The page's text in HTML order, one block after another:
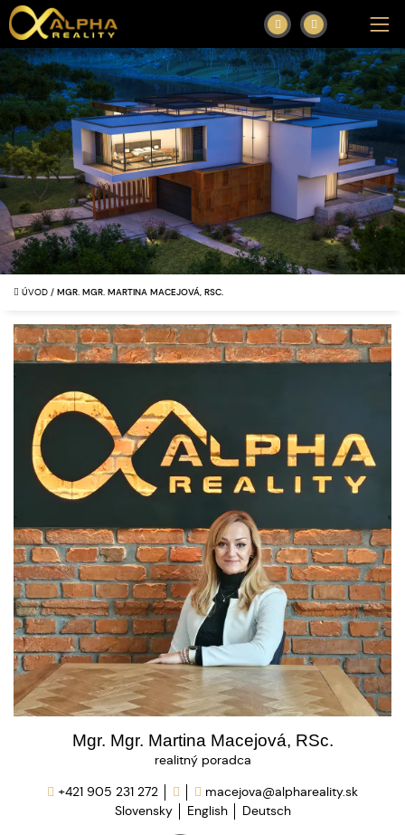
ÚVOD / MGR. MGR. MARTINA MACEJOVÁ, RSC.
Mgr. Mgr. Martina Macejová, RSc.
realitný poradca
+421 905 231 272
macejova@alphareality.sk
Slovensky
English Deutsch